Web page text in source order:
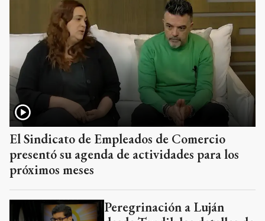
El Sindicato de Empleados de Comercio
presentó su agenda de actividades para los
próximos meses
Peregrinación a Luján